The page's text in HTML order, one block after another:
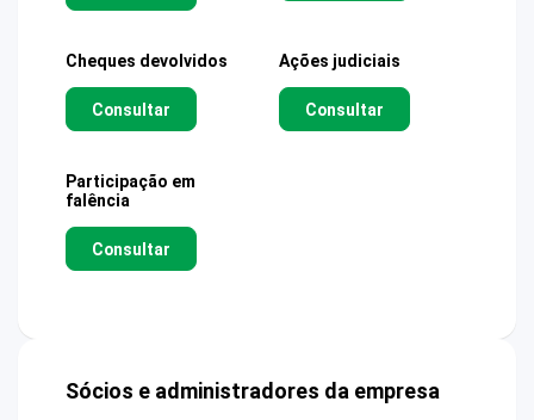
Cheques devolvidos
Consultar
Ações judiciais
Consultar
Participação em
falência
Consultar
Sócios e administradores da empresa